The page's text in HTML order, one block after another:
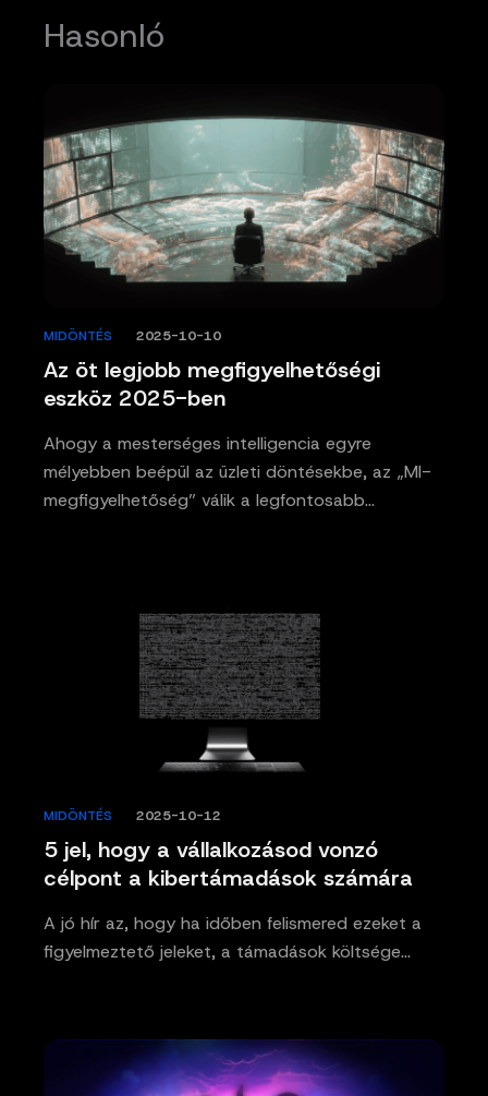
Hasonló
Az öt legjobb megfigyelhetőségi
eszköz 2025-ben
MIDÖNTÉS 2025-10-10
Ahogy a mesterséges intelligencia egyre
mélyebben beépül az üzleti döntésekbe, az „MI-
megfigyelhetőség” válik a legfontosabb…
5 jel, hogy a vállalkozásod vonzó
célpont a kibertámadások számára
MIDÖNTÉS 2025-10-12
A jó hír az, hogy ha időben felismered ezeket a
figyelmeztető jeleket, a támadások költsége…